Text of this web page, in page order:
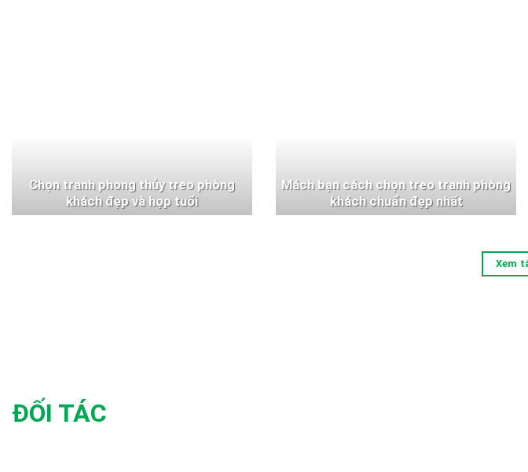
Chọn tranh phong thủy treo phòng
khách đẹp và hợp tuổi
Mách bạn cách chọn treo tranh phòng
khách chuẩn đẹp nhất
Xem
ĐỐI TÁC